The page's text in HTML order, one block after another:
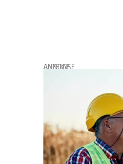
ANZEIGE